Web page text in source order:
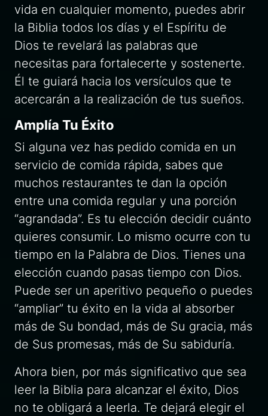
vida en cualquier momento, puedes abrir
la Biblia todos los días y el Espíritu de
Dios te revelará las palabras que
necesitas para fortalecerte y sostenerte.
Él te guiará hacia los versículos que te
acercarán a la realización de tus sueños.
Amplía Tu Éxito
Si alguna vez has pedido comida en un
servicio de comida rápida, sabes que
muchos restaurantes te dan la opción
entre una comida regular y una porción
“agrandada”. Es tu elección decidir cuánto
quieres consumir. Lo mismo ocurre con tu
tiempo en la Palabra de Dios. Tienes una
elección cuando pasas tiempo con Dios.
Puede ser un aperitivo pequeño o puedes
“ampliar” tu éxito en la vida al absorber
más de Su bondad, más de Su gracia, más
de Sus promesas, más de Su sabiduría.
Ahora bien, por más significativo que sea
leer la Biblia para alcanzar el éxito, Dios
no te obligará a leerla. Te dejará elegir el